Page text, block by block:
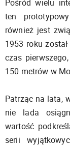
Pośród wielu
ten
również jest
1953 roku
czas
150 metrów w
Patrząc na lata,
nie lada
wartość
serii